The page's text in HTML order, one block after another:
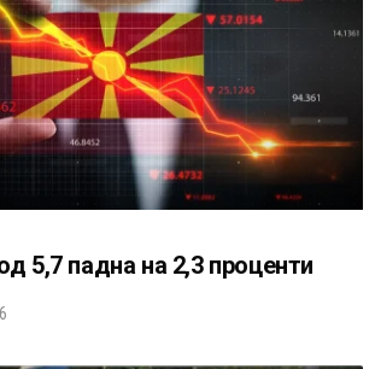
5,7 падна на 2,3 проценти